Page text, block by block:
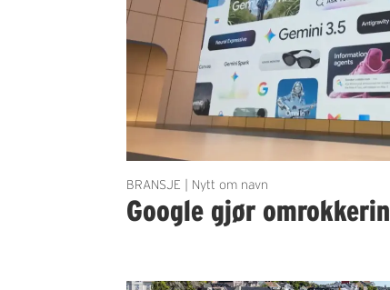
BRANSJE | Nytt om navn
Google gjør